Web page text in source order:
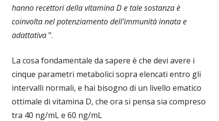
hanno recettori della vitamina D e tale sostanza è
coinvolta nel potenziamento dell'immunità innata e
adattativa".
La cosa fondamentale da sapere è che devi avere i
cinque parametri metabolici sopra elencati entro gli
intervalli normali, e hai bisogno di un livello ematico
ottimale di vitamina D, che ora si pensa sia compreso
tra 40 ng/mL e 60 ng/mL